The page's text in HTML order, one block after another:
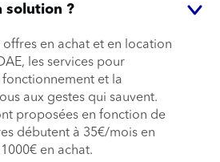
solution ?
en achat et en location
les services pour
et la
aux gestes qui sauvent.
proposées en fonction de
débutent à 35€/mois en
en achat.